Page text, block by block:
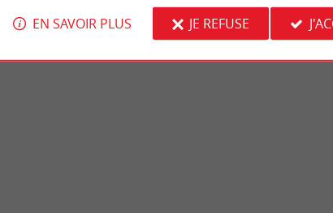
EN SAVOIR PLUS JE REFUSE